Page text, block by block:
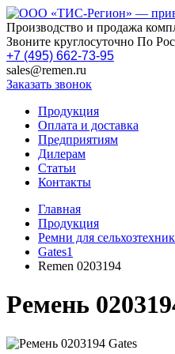
Производство и продажа
Звоните круглосуточно По
+7 (495) 662-73-95
sales@remen.ru
Заказать звонок
Продукция
Оплата и доставка
Предприятиям
Дилерам
Статьи
Контакты
Главная
Продукция
Ремни для
Gates1
Remen 0203194
Ремень